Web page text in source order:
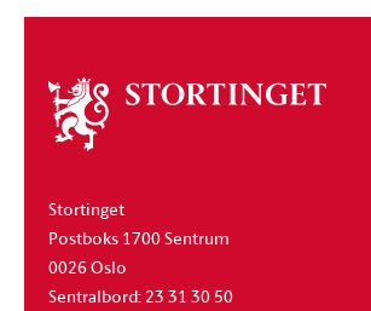
Om
stortinget
Stortinget
Postboks 1700 Sentrum
0026 Oslo
Sentralbord: 23 31 30 50